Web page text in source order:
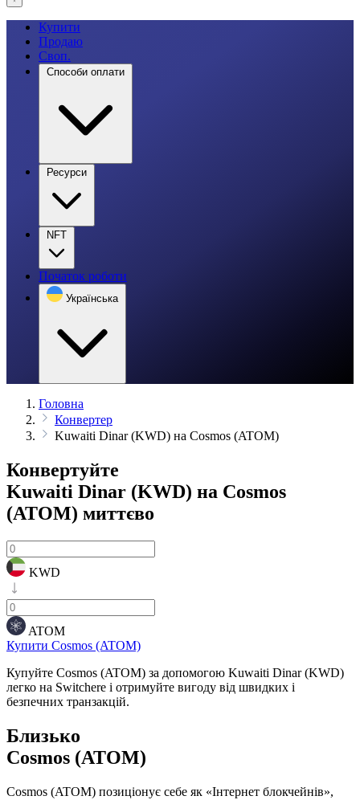
Купити
Продаю
Своп.
Способи оплати
Ресурси
NFT
Початок роботи
Українська
Головна
Конвертер
Kuwaiti Dinar (KWD) на Cosmos (ATOM)
Конвертуйте
Kuwaiti Dinar (KWD) на Cosmos
(ATOM) миттєво
KWD
ATOM
Купити Cosmos (ATOM)
Купуйте Cosmos (ATOM) за допомогою Kuwaiti Dinar (KWD)
легко на Switchere і отримуйте вигоду від швидких і
безпечних транзакцій.
Близько
Cosmos (ATOM)
Cosmos (ATOM) позиціонує себе як «Інтернет блокчейнів»,